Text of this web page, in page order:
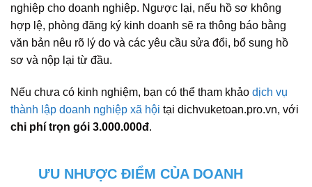
nghiệp cho doanh nghiệp. Ngược lại, nếu hồ sơ không
hợp lệ, phòng đăng ký kinh doanh sẽ ra thông báo bằng
văn bản nêu rõ lý do và các yêu cầu sửa đổi, bổ sung hồ
sơ và nộp lại từ đầu.
Nếu chưa có kinh nghiệm, bạn có thể tham khảo dịch vụ
thành lập doanh nghiệp xã hội tại dichvuketoan.pro.vn, với
chi phí trọn gói 3.000.000đ.
ƯU NHƯỢC ĐIỂM CỦA DOANH